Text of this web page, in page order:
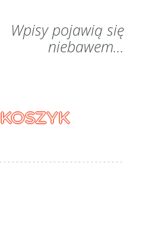
Wpisy pojawią się
niebawem...
KOSZYK